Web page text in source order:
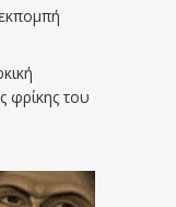
φρίκης του